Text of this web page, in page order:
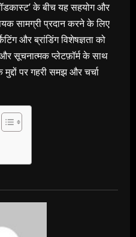
के बीच यह सहयोग और
सामग्री प्रदान करने के लिए
और ब्रांडिंग विशेषज्ञता को
सूचनात्मक प्लेटफ़ॉर्म के साथ
मुद्दों पर गहरी समझ और चर्चा